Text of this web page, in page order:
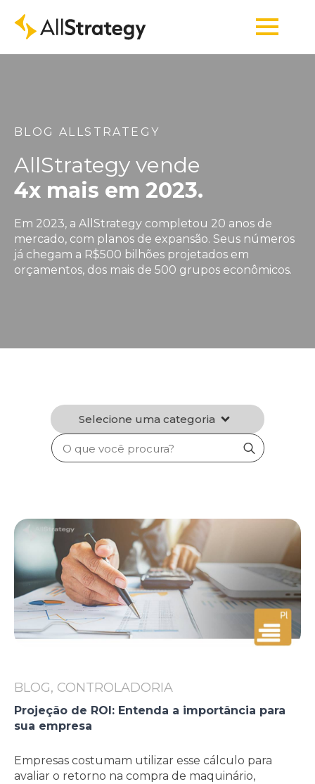
BLOG ALLSTRATEGY
AllStrategy vende
4x mais em 2023.
Em 2023, a AllStrategy completou 20 anos de
mercado, com planos de expansão. Seus números
já chegam a R$500 bilhões projetados em
orçamentos, dos mais de 500 grupos econômicos.
Selecione uma categoria
Search
for:
BLOG, CONTROLADORIA
Projeção de ROI: Entenda a importância para
sua empresa
Empresas costumam utilizar esse cálculo para
avaliar o retorno na compra de maquinário,